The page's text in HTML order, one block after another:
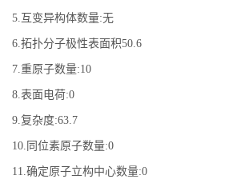
5.互变异构体数量:无
6.拓扑分子极性表面积50.6
7.重原子数量:10
8.表面电荷:0
9.复杂度:63.7
10.同位素原子数量:0
11.确定原子立构中心数量:0